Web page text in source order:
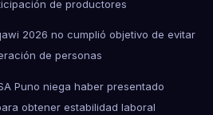
de productores
2026 no cumplió objetivo de evitar
de personas
Puno niega haber presentado
obtener estabilidad laboral